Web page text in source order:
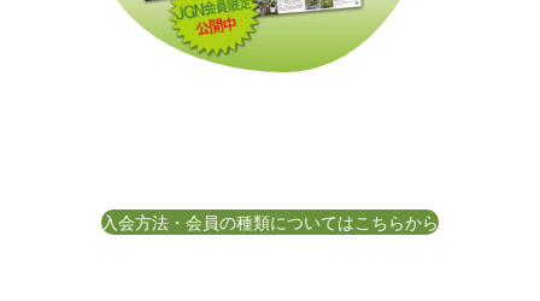
入会方法・会員の種類についてはこちらから